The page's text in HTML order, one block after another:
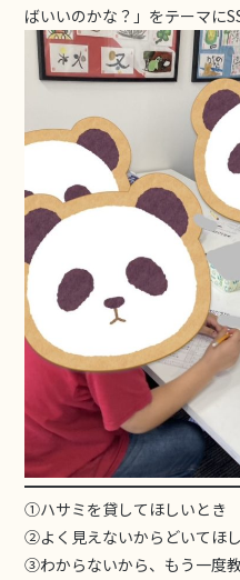
ばいいのかな？」をテーマに
①ハサミを貸してほしいとき
②よく見えないからどいてほ
③わからないから、もう一度